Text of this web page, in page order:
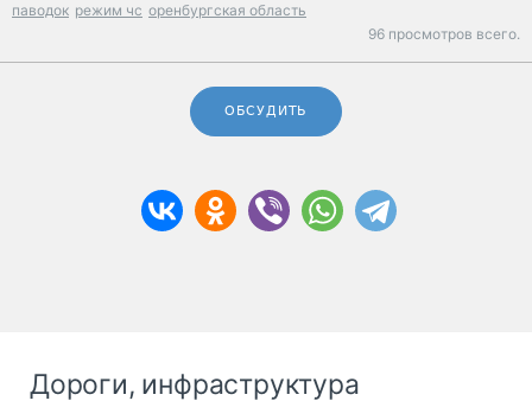
паводок режим чс оренбургская область
96 просмотров всего.
ОБСУДИТЬ
Дороги, инфраструктура